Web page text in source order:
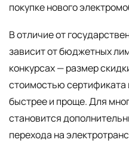
покупке нового
В отличие от
зависит от бюджетных
конкурсах — размер
стоимостью сертификата
быстрее и проще. Для
становится
перехода на